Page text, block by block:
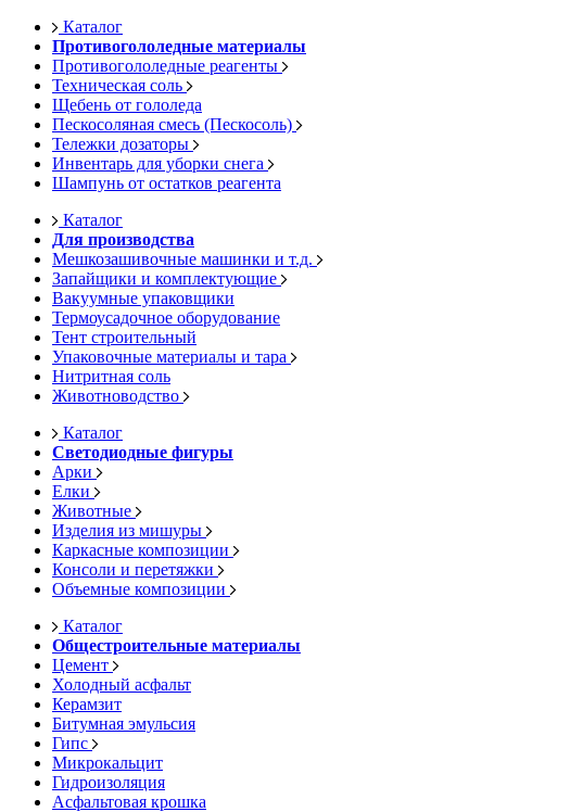
Каталог
Противогололедные материалы
Противогололедные реагенты
Техническая соль
Щебень от гололеда
Пескосоляная смесь (Пескосоль)
Тележки дозаторы
Инвентарь для уборки снега
Шампунь от остатков реагента
Каталог
Для производства
Мешкозашивочные машинки и т.д.
Запайщики и комплектующие
Вакуумные упаковщики
Термоусадочное оборудование
Тент строительный
Упаковочные материалы и тара
Нитритная соль
Животноводство
Каталог
Светодиодные фигуры
Арки
Елки
Животные
Изделия из мишуры
Каркасные композиции
Консоли и перетяжки
Объемные композиции
Каталог
Общестроительные материалы
Цемент
Холодный асфальт
Керамзит
Битумная эмульсия
Гипс
Микрокальцит
Гидроизоляция
Асфальтовая крошка